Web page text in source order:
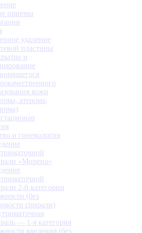
приемы
удаление
пластины
и
кожи
атерома,
и гинекология
«Мирена»
2-й категории
(без
спирали)
— 1-я категория
введения (без